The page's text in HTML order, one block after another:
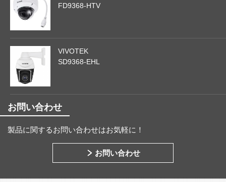
FD9368-HTV
VIVOTEK
SD9368-EHL
お問い合わせ
製品に関するお問い合わせはお気軽に！
お問い合わせ